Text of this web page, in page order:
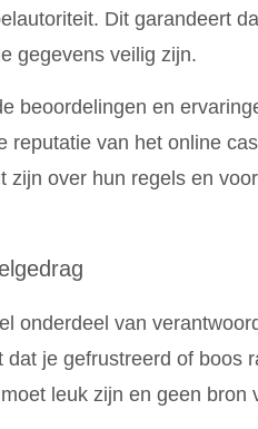
Dit garandeert
gegevens veilig zijn.
beoordelingen en
reputatie van het online
zijn over hun regels en
onderdeel van
je gefrustreerd of boos
leuk zijn en geen bron